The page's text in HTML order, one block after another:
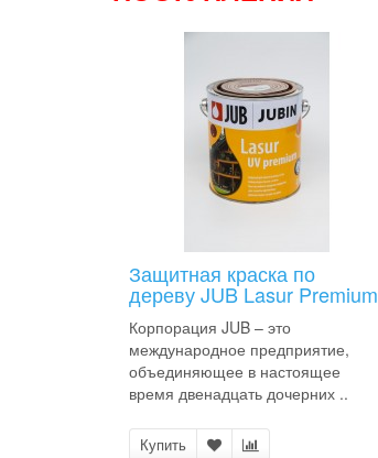
Защитная краска по
дереву JUB Lasur Premium
Корпорация JUB – это
международное предприятие,
объединяющее в настоящее
время двенадцать дочерних ..
Купить